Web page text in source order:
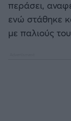
περάσει,
ενώ στάθηκε
με παλιούς